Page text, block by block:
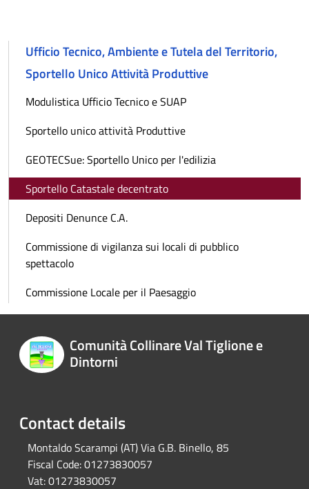
Ufficio Tecnico, Ambiente e Tutela del Territorio,
Sportello Unico Attività Produttive
Modulistica Ufficio Tecnico e SUAP
Sportello unico attività Produttive
GEOTECSue: Sportello Unico per l'edilizia
Sportello Catastale decentrato
Depositi Denunce C.A.
Commissione di vigilanza sui locali di pubblico
spettacolo
Commissione Locale per il Paesaggio
Comunità Collinare Val Tiglione e
Dintorni
Contact details
Montaldo Scarampi (AT) Via G.B. Binello, 85
Fiscal Code:01273830057
Vat:01273830057